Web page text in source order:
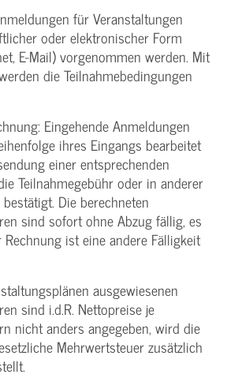
für Veranstaltungen
oder elektronischer Form
E-Mail) vorgenommen werden. Mit
die Teilnahme­bedingungen
Eingehende Anmeldungen
ihres Eingangs bearbeitet
einer entsprechenden
Teilnahmegebühr oder in anderer
Die berechneten
sind sofort ohne Abzug fällig, es
ist eine andere Fälligkeit
ausgewiesenen
sind i.d.R. Nettopreise je
nicht anders angegeben, wird die
Mehrwertsteuer zusätzlich